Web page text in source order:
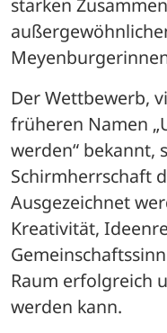
Der Wettbewerb,
früheren Namen
werden“
Schirmherrschaft
Ausgezeichnet
Kreativität,
Raum erfolgreich
werden kann.